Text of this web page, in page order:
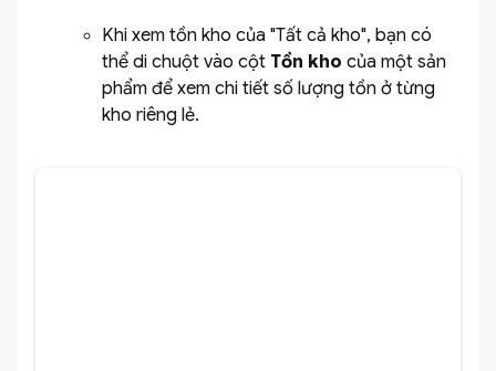
Khi xem tồn kho của "Tất cả kho", bạn có
thể di chuột vào cột Tồn kho của một sản
phẩm để xem chi tiết số lượng tồn ở từng
kho riêng lẻ.